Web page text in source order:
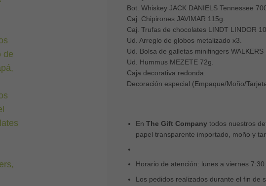
Bot. Whiskey JACK DANIELS Tennessee
Caj. Chipirones JAVIMAR 115g.
Caj. Trufas de chocolates LINDT LINDOR
Ud. Arreglo de globos metalizado x3.
Ud. Bolsa de galletas minifingers WALKERS
Ud. Hummus MEZETE 72g.
Caja decorativa redonda.
Decoración especial (Empaque/Moño/
En The Gift Companytodos nuestros
papel transparente importado, moño y
Horario de atención: lunes a viernes 7:30
Los pedidos realizados durante el fin de